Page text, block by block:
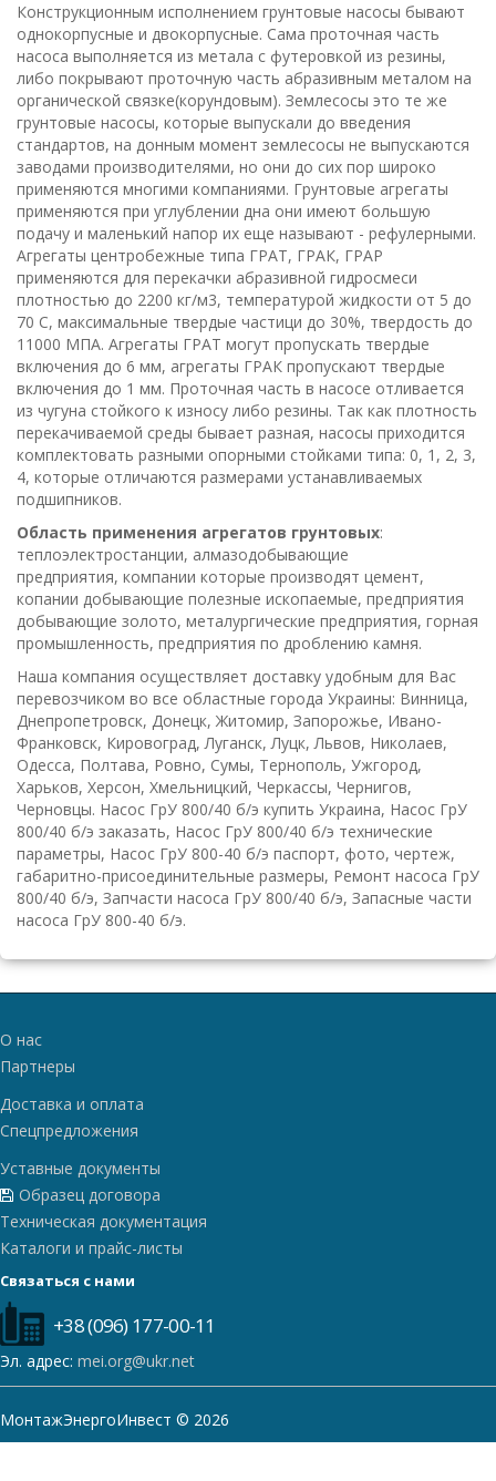
Конструкционным исполнением грунтовые насосы бывают
однокорпусные и двокорпусные. Сама проточная часть
насоса выполняется из метала с футеровкой из резины,
либо покрывают проточную часть абразивным металом на
органической связке(корундовым). Землесосы это те же
грунтовые насосы, которые выпускали до введения
стандартов, на донным момент землесосы не выпускаются
заводами производителями, но они до сих пор широко
применяются многими компаниями. Грунтовые агрегаты
применяются при углублении дна они имеют большую
подачу и маленький напор их еще называют - рефулерными.
Агрегаты центробежные типа ГРАТ, ГРАК, ГРАР
применяются для перекачки абразивной гидросмеси
плотностью до 2200 кг/м3, температурой жидкости от 5 до
70 С, максимальные твердые частици до 30%, твердость до
11000 МПА. Агрегаты ГРАТ могут пропускать твердые
включения до 6 мм, агрегаты ГРАК пропускают твердые
включения до 1 мм. Проточная часть в насосе отливается
из чугуна стойкого к износу либо резины. Так как плотность
перекачиваемой среды бывает разная, насосы приходится
комплектовать разными опорными стойками типа: 0, 1, 2, 3,
4, которые отличаются размерами устанавливаемых
подшипников.
Область применения агрегатов грунтовых:
теплоэлектростанции, алмазодобывающие
предприятия, компании которые производят цемент,
копании добывающие полезные ископаемые, предприятия
добывающие золото, металургические предприятия, горная
промышленность, предприятия по дроблению камня.
Наша компания осуществляет доставку удобным для Вас
перевозчиком во все областные города Украины: Винница,
Днепропетровск, Донецк, Житомир, Запорожье, Ивано-
Франковск, Кировоград, Луганск, Луцк, Львов, Николаев,
Одесса, Полтава, Ровно, Сумы, Тернополь, Ужгород,
Харьков, Херсон, Хмельницкий, Черкассы, Чернигов,
Черновцы. Насос ГрУ 800/40 б/э купить Украина, Насос ГрУ
800/40 б/э заказать, Насос ГрУ 800/40 б/э технические
параметры, Насос ГрУ 800-40 б/э паспорт, фото, чертеж,
габаритно-присоединительные размеры, Ремонт насоса ГрУ
800/40 б/э, Запчасти насоса ГрУ 800/40 б/э, Запасные части
насоса ГрУ 800-40 б/э.
О нас
Партнеры
Доставка и оплата
Спецпредложения
Уставные документы
Образец договора
Техническая документация
Каталоги и прайс-листы
Связаться с нами
+38 (096) 177-00-11
Эл. адрес: mei.org@ukr.net
МонтажЭнергоИнвест © 2026